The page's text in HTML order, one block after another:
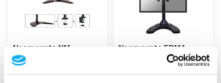
Neomounts NM-
D335DBLACK
Monitorbeugel
Neomounts FPMA-
Monitorbeugel